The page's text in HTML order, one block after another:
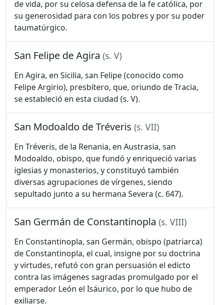
de vida, por su celosa defensa de la fe católica, por
su generosidad para con los pobres y por su poder
taumatúrgico.
San Felipe de Agira (s. V)
En Agira, en Sicilia, san Felipe (conocido como
Felipe Argirio), presbítero, que, oriundo de Tracia,
se estableció en esta ciudad (s. V).
San Modoaldo de Tréveris (s. VII)
En Tréveris, de la Renania, en Austrasia, san
Modoaldo, obispo, que fundó y enriqueció varias
iglesias y monasterios, y constituyó también
diversas agrupaciones de vírgenes, siendo
sepultado junto a su hermana Severa (c. 647).
San Germán de Constantinopla (s. VIII)
En Constantinopla, san Germán, obispo (patriarca)
de Constantinopla, el cual, insigne por su doctrina
y virtudes, refutó con gran persuasión el edicto
contra las imágenes sagradas promulgado por el
emperador León el Isáurico, por lo que hubo de
exiliarse.